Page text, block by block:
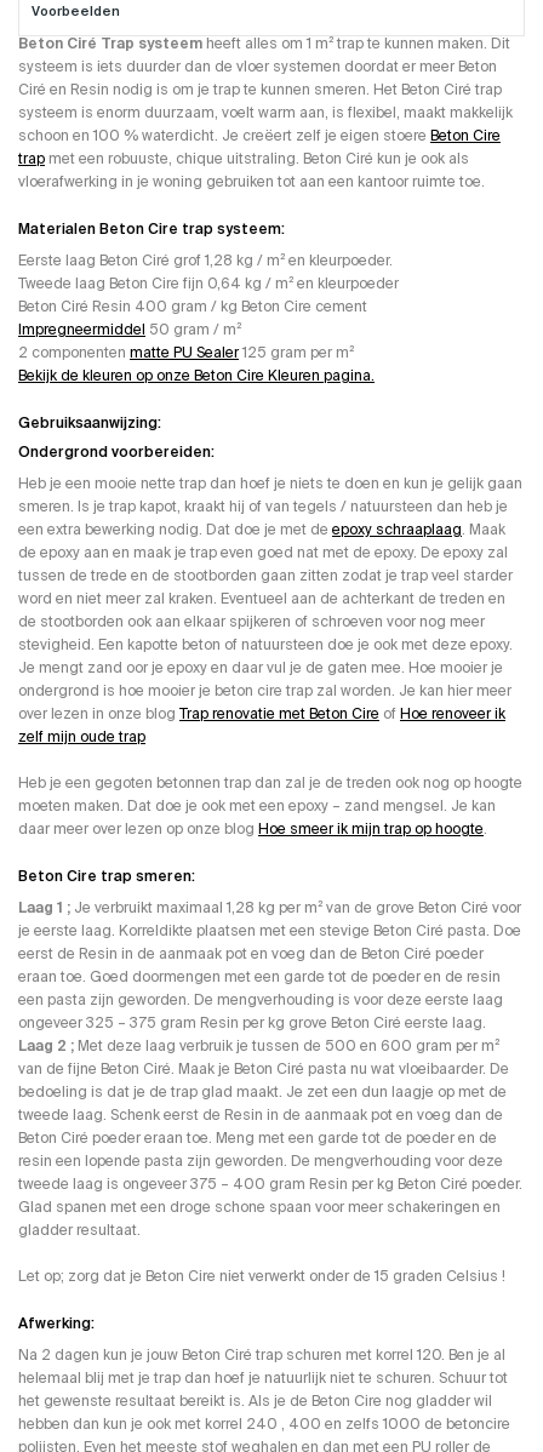
Voorbeelden
Dit Beton Ciré Trap Systeem word gebruikt om trappen mee te maken. Het
Beton Ciré Trap systeemheeft alles om 1 m² trap te kunnen maken. Dit
systeem is iets duurder dan de vloer systemen doordat er meer Beton
Ciré en Resin nodig is om je trap te kunnen smeren. Het Beton Ciré trap
systeem is enorm duurzaam, voelt warm aan, is flexibel, maakt makkelijk
schoon en 100 % waterdicht. Je creëert zelf je eigen stoere Beton Cire
trap met een robuuste, chique uitstraling. Beton Ciré kun je ook als
vloerafwerking in je woning gebruiken tot aan een kantoor ruimte toe.
Materialen Beton Cire trap systeem:
Eerste laag Beton Ciré grof 1,28 kg / m² en kleurpoeder.
Tweede laag Beton Cire fijn 0,64 kg / m² en kleurpoeder
Beton Ciré Resin 400 gram / kg Beton Cire cement
Impregneermiddel 50 gram / m²
2 componenten matte PU Sealer125 gram per m²
Bekijk de kleuren op onze Beton Cire Kleuren pagina.
Gebruiksaanwijzing:
Ondergrond voorbereiden:
Heb je een mooie nette trap dan hoef je niets te doen en kun je gelijk gaan
smeren. Is je trap kapot, kraakt hij of van tegels / natuursteen dan heb je
een extra bewerking nodig. Dat doe je met de epoxy schraaplaag. Maak
de epoxy aan en maak je trap even goed nat met de epoxy. De epoxy zal
tussen de trede en de stootborden gaan zitten zodat je trap veel starder
word en niet meer zal kraken. Eventueel aan de achterkant de treden en
de stootborden ook aan elkaar spijkeren of schroeven voor nog meer
stevigheid. Een kapotte beton of natuursteen doe je ook met deze epoxy.
Je mengt zand oor je epoxy en daar vul je de gaten mee. Hoe mooier je
ondergrond is hoe mooier je beton cire trap zal worden. Je kan hier meer
over lezen in onze blog Trap renovatie met Beton Cire ofHoe renoveer ik
zelf mijn oude trap
Heb je een gegoten betonnen trap dan zal je de treden ook nog op hoogte
moeten maken. Dat doe je ook met een epoxy – zand mengsel. Je kan
daar meer over lezen op onze blog Hoe smeer ik mijn trap op hoogte.
Beton Cire trap smeren:
Laag 1 ; Je verbruikt maximaal 1,28 kg per m² van de grove Beton Ciré voor
je eerste laag. Korreldikte plaatsen met een stevige Beton Ciré pasta. Doe
eerst de Resin in de aanmaak pot en voeg dan de Beton Ciré poeder
eraan toe. Goed doormengen met een garde tot de poeder en de resin
een pasta zijn geworden. De mengverhouding is voor deze eerste laag
ongeveer 325 – 375 gram Resin per kg grove Beton Ciré eerste laag.
Laag 2 ; Met deze laag verbruik je tussen de 500 en 600 gram per m²
van de fijne Beton Ciré. Maak je Beton Ciré pasta nu wat vloeibaarder. De
bedoeling is dat je de trap glad maakt. Je zet een dun laagje op met de
tweede laag. Schenk eerst de Resin in de aanmaak pot en voeg dan de
Beton Ciré poeder eraan toe. Meng met een garde tot de poeder en de
resin een lopende pasta zijn geworden. De mengverhouding voor deze
tweede laag is ongeveer 375 – 400 gram Resin per kg Beton Ciré poeder.
Glad spanen met een droge schone spaan voor meer schakeringen en
gladder resultaat.
Let op; zorg dat je Beton Cire niet verwerkt onder de 15 graden Celsius !
Afwerking:
Na 2 dagen kun je jouw Beton Ciré trap schuren met korrel 120. Ben je al
helemaal blij met je trap dan hoef je natuurlijk niet te schuren. Schuur tot
het gewenste resultaat bereikt is. Als je de Beton Cire nog gladder wil
hebben dan kun je ook met korrel 240 , 400 en zelfs 1000 de betoncire
polijsten. Even het meeste stof weghalen en dan met een PU roller de